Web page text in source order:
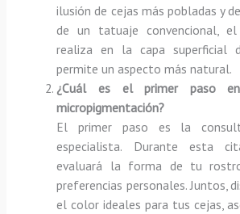
ilusión de cejas más pobladas y
de un tatuaje convencional, el
realiza en la capa superficial
permite un aspecto más natural.
¿Cuál es el primer paso
micropigmentación?
El primer paso es la
especialista. Durante esta
evaluará la forma de tu
preferencias personales. Juntos,
el color ideales para tus cejas,